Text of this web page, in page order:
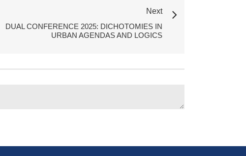
Next
DUAL CONFERENCE 2025: DICHOTOMIES IN
URBAN AGENDAS AND LOGICS